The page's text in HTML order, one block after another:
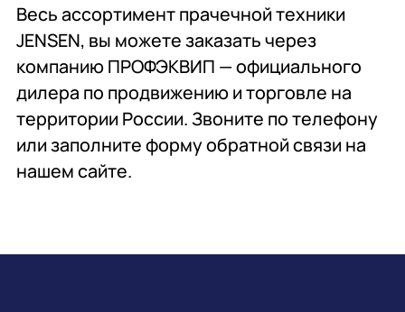
Весь ассортимент прачечной техники
JENSEN, вы можете заказать через
компанию ПРОФЭКВИП — официального
дилера по продвижению и торговле на
территории России. Звоните по телефону
или заполните форму обратной связи на
нашем сайте.